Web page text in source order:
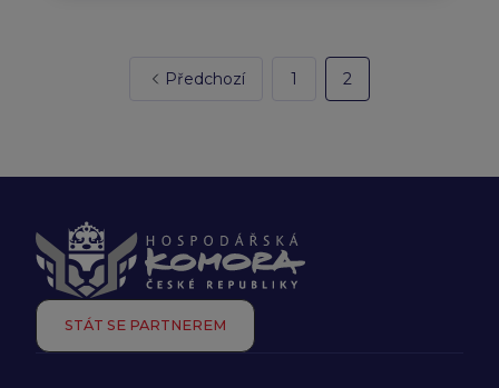
Předchozí 1 2
STÁT SE PARTNEREM